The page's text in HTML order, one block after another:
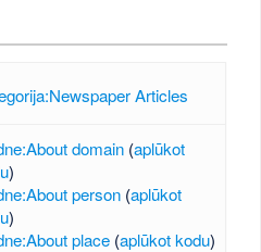
Articles
domain (aplūkot
)
person (aplūkot
)
place (aplūkot kodu)